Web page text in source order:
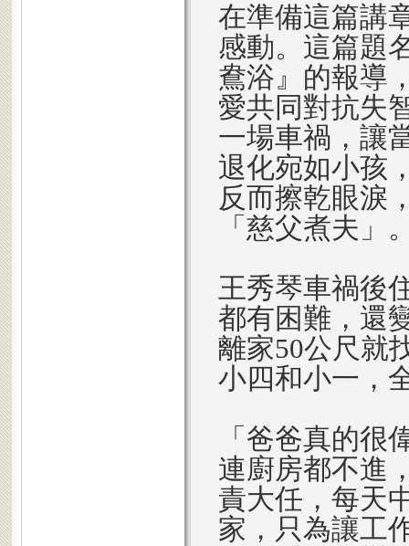
在準備這篇講
感動。這篇題
鴦浴』的報導
愛共同對抗失
一場車禍，讓
退化宛如小孩
反而擦乾眼淚
「慈父煮夫」
王秀琴車禍後
都有困難，還
離家50公尺就
小四和小一，
「爸爸真的很
連廚房都不進
責大任，每天
家，只為讓工